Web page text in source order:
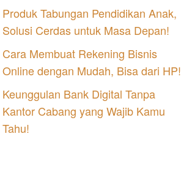
Produk Tabungan Pendidikan Anak,
Solusi Cerdas untuk Masa Depan!
Cara Membuat Rekening Bisnis
Online dengan Mudah, Bisa dari HP!
Keunggulan Bank Digital Tanpa
Kantor Cabang yang Wajib Kamu
Tahu!